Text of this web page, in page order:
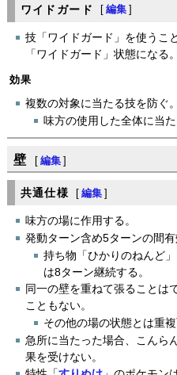
ワイドガード [ 編集 ]
技「ワイドガード」を使うこ
「ワイドガード」状態になる。
効果
複数の対象に当たる技を防ぐ。
味方の使用した全体に当
壁 [ 編集 ]
共通仕様 [ 編集 ]
味方の場に作用する。
発動ターン含め5ターンの間有
持ち物「ひかりのねんど
は8ターン継続する。
同一の壁を重ねて張ることは
こともない。
その他の場の状態とは重複
急所に当たった場合、こんら
果を受けない。